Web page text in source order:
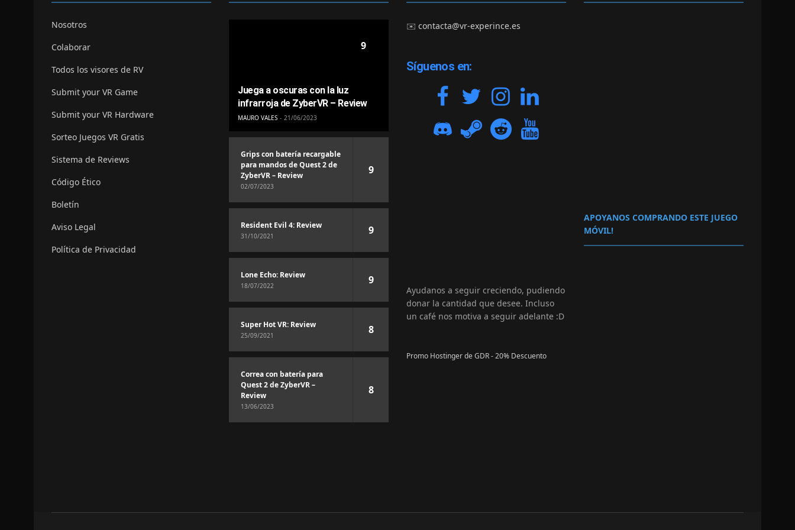
Nosotros
Colaborar
Todos los visores de RV
Submit your VR Game
Submit your VR Hardware
Sorteo Juegos VR Gratis
Sistema de Reviews
Código Ético
Boletín
Aviso Legal
Política de Privacidad
9
Juega a oscuras con la luz
infrarroja de ZyberVR – Review
MAURO VALES 21/06/2023
Grips con batería recargable
para mandos de Quest 2 de
ZyberVR – Review
02/07/2023
9
Resident Evil 4: Review
31/10/2021 9
Lone Echo: Review
18/07/2022 9
Super Hot VR: Review
25/09/2021 8
Correa con batería para
Quest 2 de ZyberVR –
Review
13/06/2023
8
✉️contacta@vr-experince.es
Síguenos en:
Ayudanos a seguir creciendo, pudiendo
donar la cantidad que desee. Incluso
un café nos motiva a seguir adelante :D
Promo Hostinger de GDR - 20% Descuento
APOYANOS COMPRANDO ESTE JUEGO
MÓVIL!